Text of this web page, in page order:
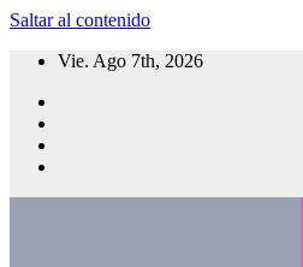
Saltar al contenido
Vie. Ago 7th, 2026